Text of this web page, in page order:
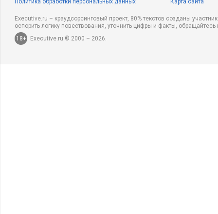
Политика обработки персональных данных Карта сайта
Executive.ru – краудсорсинговый проект, 80% текстов созданы
оспорить логику повествования, уточнить цифры и факты,
18+
Executive.ru © 2000 – 2026.